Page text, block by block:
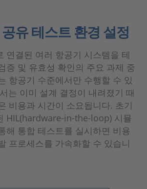
유 테스트 환경 설정
연결된 여러 항공기 시스템을 테
증 및 유효성 확인의 주요 과제 중
항공기 수준에서만 수행할 수 있
는 이미 설계 결정이 내려졌기 때
비용과 시간이 소요됩니다. 초기
HIL(hardware-in-the-loop) 시뮬
해 통합 테스트를 실시하면 비용
프로세스를 가속화할 수 있습니